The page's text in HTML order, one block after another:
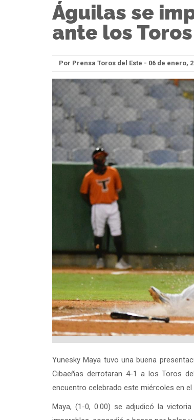
Águilas se
ante los Toros
Por Prensa Toros del Este - 06 de enero,
Yunesky Maya tuvo una buena
Cibaeñas derrotaran 4-1 a los Toros
encuentro celebrado este miércoles en el
Maya, (1-0, 0.00) se adjudicó la